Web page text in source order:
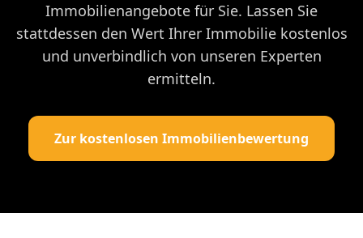
Immobilienangebote für Sie. Lassen Sie
stattdessen den Wert Ihrer Immobilie kostenlos
und unverbindlich von unseren Experten
ermitteln.
Zur kostenlosen Immobilienbewertung